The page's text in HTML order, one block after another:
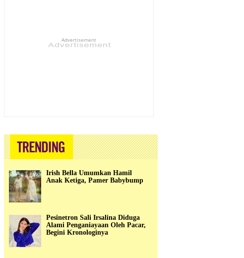
Advertisement
Irish Bella Umumkan Hamil
Anak Ketiga, Pamer Babybump
Pesinetron Sali Irsalina Diduga
Alami Penganiayaan Oleh Pacar,
Begini Kronologinya